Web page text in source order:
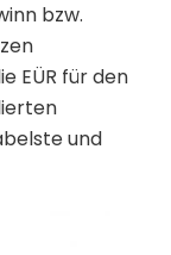
bzw.
EÜR für den
und